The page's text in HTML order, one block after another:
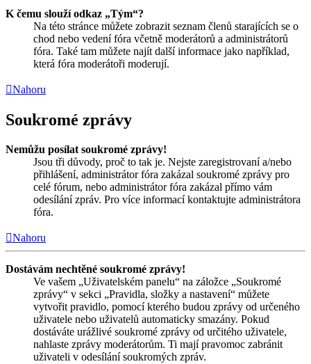
K čemu slouží odkaz „Tým“?
Na této stránce můžete zobrazit seznam členů starajících se o
chod nebo vedení fóra včetně moderátorů a administrátorů
fóra. Také tam můžete najít další informace jako například,
která fóra moderátoři moderují.
Nahoru
Soukromé zprávy
Nemůžu posílat soukromé zprávy!
Jsou tři důvody, proč to tak je. Nejste zaregistrovaní a/nebo
přihlášení, administrátor fóra zakázal soukromé zprávy pro
celé fórum, nebo administrátor fóra zakázal přímo vám
odesílání zpráv. Pro více informací kontaktujte administrátora
fóra.
Nahoru
Dostávám nechtěné soukromé zprávy!
Ve vašem „Uživatelském panelu“ na záložce „Soukromé
zprávy“ v sekci „Pravidla, složky a nastavení“ můžete
vytvořit pravidlo, pomocí kterého budou zprávy od určeného
uživatele nebo uživatelů automaticky smazány. Pokud
dostáváte urážlivé soukromé zprávy od určitého uživatele,
nahlaste zprávy moderátorům. Ti mají pravomoc zabránit
uživateli v odesílání soukromých zpráv.